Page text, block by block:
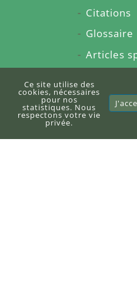
Citations
Glossaire
Articles
Sitemap
Ce site utilise des
cookies, nécessaires
pour nos
statistiques. Nous
respectons votre vie
privée.